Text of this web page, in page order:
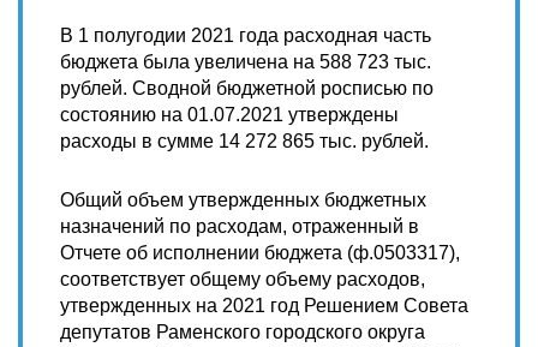
В 1 полугодии 2021 года расходная часть
бюджета была увеличена на 588 723 тыс.
рублей. Сводной бюджетной росписью по
состоянию на 01.07.2021 утверждены
расходы в сумме 14 272 865 тыс. рублей.
Общий объем утвержденных бюджетных
назначений по расходам, отраженный в
Отчете об исполнении бюджета (ф.0503317),
соответствует общему объему расходов,
утвержденных на 2021 год Решением Совета
депутатов Раменского городского округа